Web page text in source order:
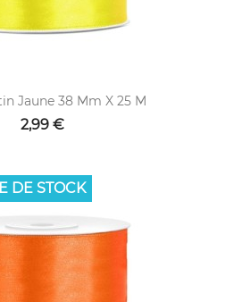
Jaune 38 Mm X 25 M
2,99 €
DE STOCK